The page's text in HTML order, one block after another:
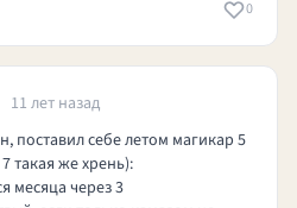
0
11 лет назад
поставил себе летом магикар 5
такая же хрень):
месяца через 3